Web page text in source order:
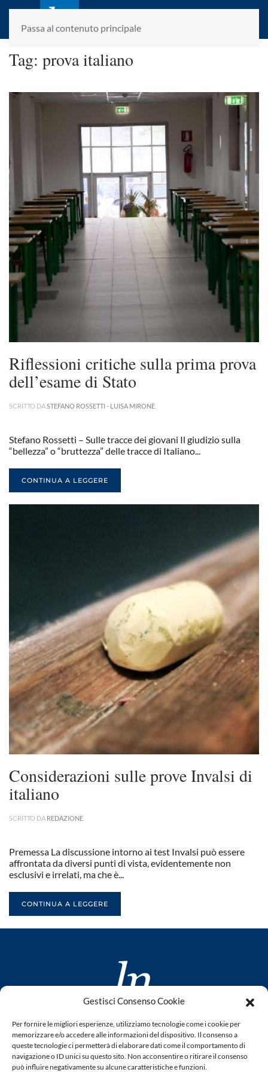
Gestisci Consenso Cookie
Per fornire le migliori esperienze, utilizziamo tecnologie come i cookie per
memorizzare e/o accedere alle informazioni del dispositivo. Il consenso a
queste tecnologie ci permetterà di elaborare dati come il comportamento di
navigazione o ID unici su questo sito. Non acconsentire o ritirare il consenso
può influire negativamente su alcune caratteristiche e funzioni.
Passa al contenuto principale
laletteraturaenoi.it
fondato da Romano Luperini
Tag: prova italiano
Riflessioni critiche sulla prima prova
dell’esame di Stato
SCRITTO DASTEFANO ROSSETTI - LUISA MIRONE
Stefano Rossetti – Sulle tracce dei giovani Il giudizio sulla
“bellezza” o “bruttezza” delle tracce di Italiano...
CONTINUA A LEGGERE
Considerazioni sulle prove Invalsi di
italiano
SCRITTO DA REDAZIONE
Premessa La discussione intorno ai test Invalsi può essere
affrontata da diversi punti di vista, evidentemente non
esclusivi e irrelati, ma che è...
CONTINUA A LEGGERE
www.laletteraturaenoi.it
fondato da Romano Luperini
Questo blog non rappresenta una testata giornalistica in
quanto viene aggiornato senza alcuna periodicità. Non può